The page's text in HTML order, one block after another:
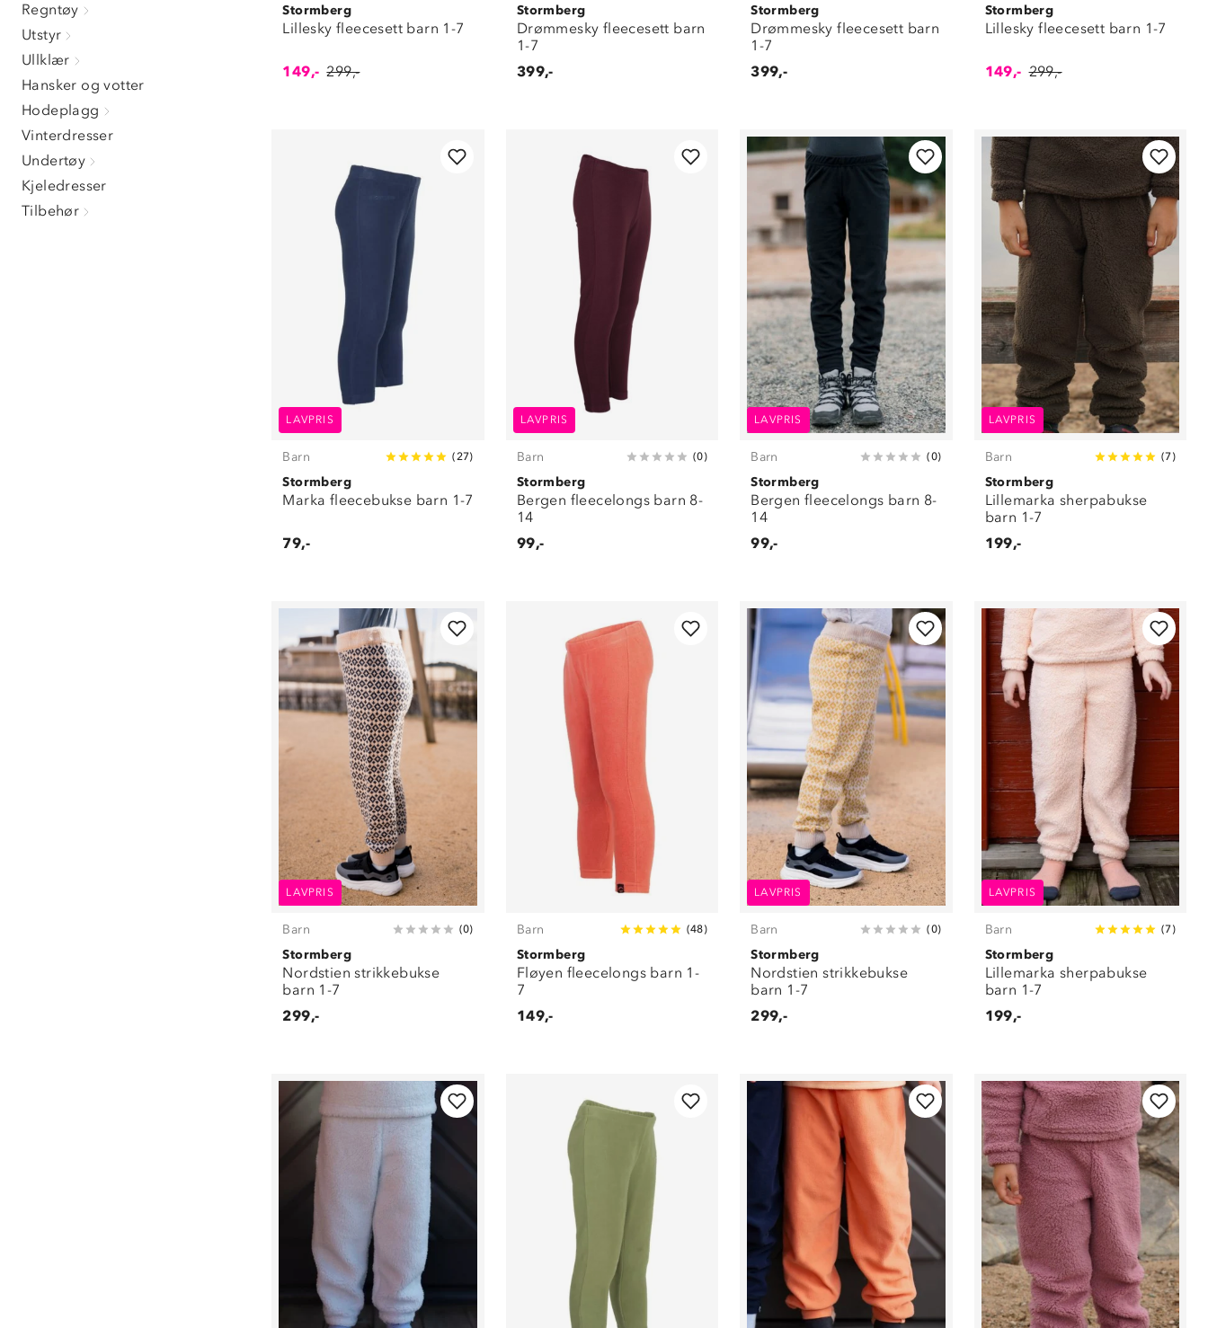
Regntøy
Utstyr
Ullklær
Hansker og votter
Hodeplagg
Vinterdresser
Undertøy
Kjeledresser
Tilbehør
Stormberg
Lillesky fleecesett barn 1-7
149,- 299,-
Stormberg
Drømmesky fleecesett barn
1-7
399,-
Stormberg
Drømmesky fleecesett barn
1-7
399,-
Stormberg
Lillesky fleecesett barn 1-7
149,- 299,-
LAVPRIS
Barn (27)
Stormberg
Marka fleecebukse barn 1-7
79,-
LAVPRIS
Barn (0)
Stormberg
Bergen fleecelongs barn 8-
14
99,-
LAVPRIS
Barn (0)
Stormberg
Bergen fleecelongs barn 8-
14
99,-
LAVPRIS
Barn (7)
Stormberg
Lillemarka sherpabukse
barn 1-7
199,-
LAVPRIS
Barn (0)
Stormberg
Nordstien strikkebukse
barn 1-7
299,-
Barn (48)
Stormberg
Fløyen fleecelongs barn 1-
7
149,-
LAVPRIS
Barn (0)
Stormberg
Nordstien strikkebukse
barn 1-7
299,-
LAVPRIS
Barn (7)
Stormberg
Lillemarka sherpabukse
barn 1-7
199,-